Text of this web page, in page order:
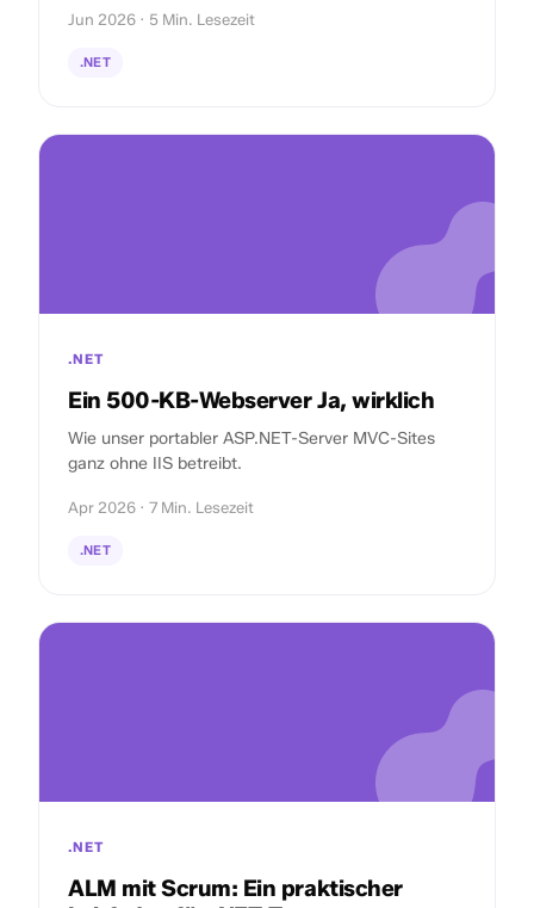
Jun 2026 · 5 Min. Lesezeit
.NET
.NET
Ein 500-KB-Webserver Ja, wirklich
Wie unser portabler ASP.NET-Server MVC-Sites
ganz ohne IIS betreibt.
Apr 2026 · 7 Min. Lesezeit
.NET
.NET
ALM mit Scrum: Ein praktischer